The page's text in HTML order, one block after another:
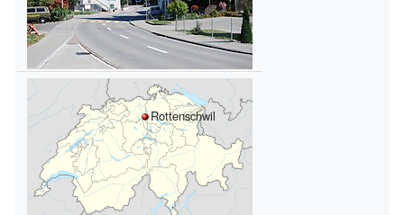
Rottenschwil